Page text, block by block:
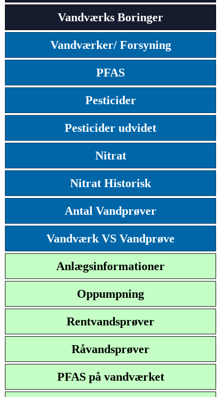
Vandværks Boringer
Vandværker/ Forsyning
PFAS
Pesticider
Pesticider udvidet
Nitrat
Nitrat Historisk
Antal Vandprøver
Vandværk VS Vandprøve
Anlægsinformationer
Oppumpning
Rentvandsprøver
Råvandsprøver
PFAS på vandværket